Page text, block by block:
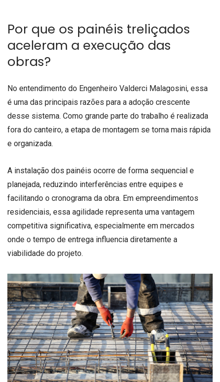
Por que os painéis treliçados
aceleram a execução das
obras?
No entendimento do Engenheiro Valderci Malagosini, essa
é uma das principais razões para a adoção crescente
desse sistema. Como grande parte do trabalho é realizada
fora do canteiro, a etapa de montagem se torna mais rápida
e organizada.
A instalação dos painéis ocorre de forma sequencial e
planejada, reduzindo interferências entre equipes e
facilitando o cronograma da obra. Em empreendimentos
residenciais, essa agilidade representa uma vantagem
competitiva significativa, especialmente em mercados
onde o tempo de entrega influencia diretamente a
viabilidade do projeto.